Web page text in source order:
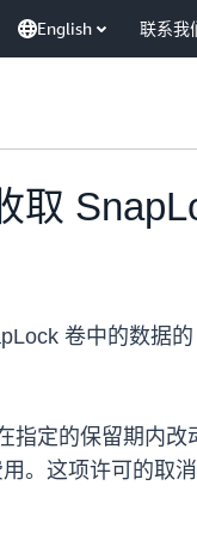
English 联系我
取
卷中的数据
指定的保留期内
。这项许可的取